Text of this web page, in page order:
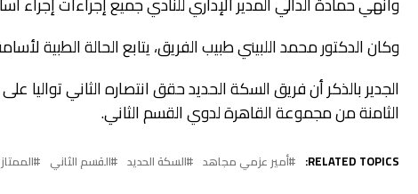
وكان الدكتور محمد اللبيني طبيب الفريق، يتابع الحالة الطبية
الجدير بالذكر أن فريق السكة الحديد حقق انتصاره الثاني
الثامنة من مجموعة القاهرة لدوي القسم الثاني.
RELATED TOPICS: أمير عزمي مجاهد السكة الحديد القسم الثاني